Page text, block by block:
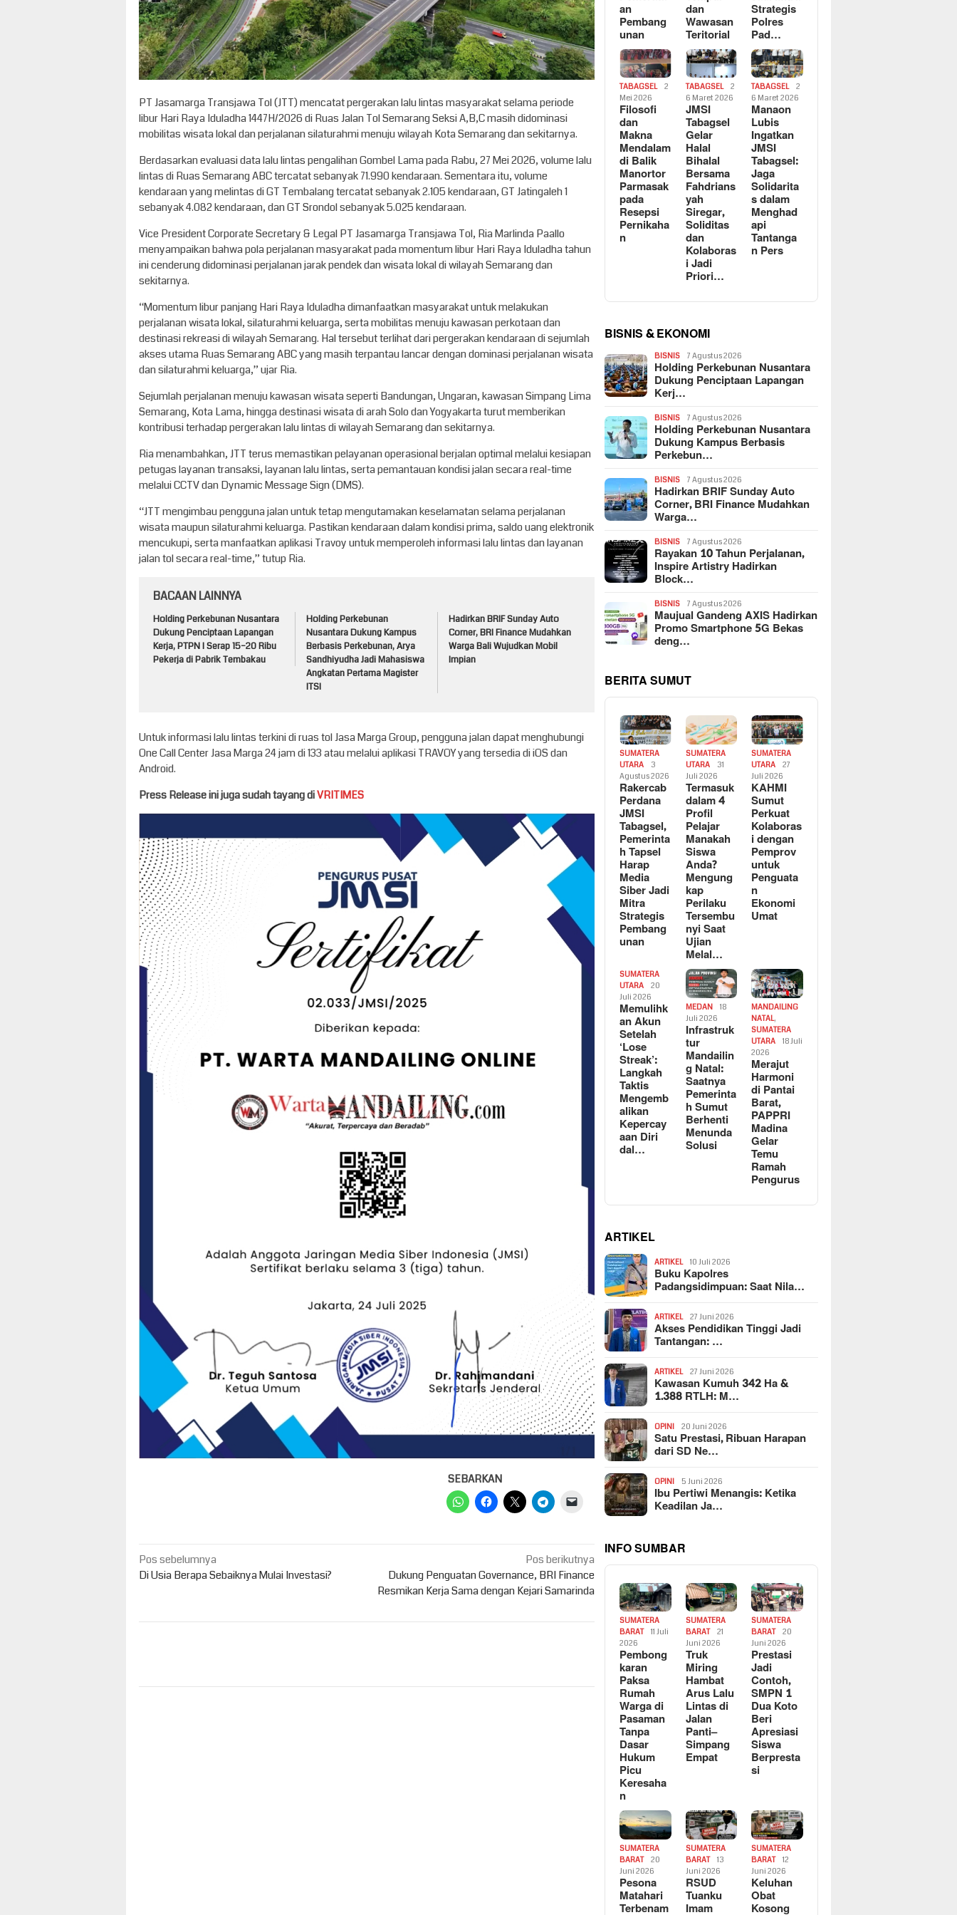
PT Jasamarga Transjawa Tol (JTT) mencatat pergerakan lalu lintas masyarakat selama periode
libur Hari Raya Iduladha 1447H/2026 di Ruas Jalan Tol Semarang Seksi A,B,C masih didominasi
mobilitas wisata lokal dan perjalanan silaturahmi menuju wilayah Kota Semarang dan sekitarnya.
Berdasarkan evaluasi data lalu lintas pengalihan Gombel Lama pada Rabu, 27 Mei 2026, volume lalu
lintas di Ruas Semarang ABC tercatat sebanyak 71.990 kendaraan. Sementara itu, volume
kendaraan yang melintas di GT Tembalang tercatat sebanyak 2.105 kendaraan, GT Jatingaleh 1
sebanyak 4.082 kendaraan, dan GT Srondol sebanyak 5.025 kendaraan.
Vice President Corporate Secretary & Legal PT Jasamarga Transjawa Tol, Ria Marlinda Paallo
menyampaikan bahwa pola perjalanan masyarakat pada momentum libur Hari Raya Iduladha tahun
ini cenderung didominasi perjalanan jarak pendek dan wisata lokal di wilayah Semarang dan
sekitarnya.
“Momentum libur panjang Hari Raya Iduladha dimanfaatkan masyarakat untuk melakukan
perjalanan wisata lokal, silaturahmi keluarga, serta mobilitas menuju kawasan perkotaan dan
destinasi rekreasi di wilayah Semarang. Hal tersebut terlihat dari pergerakan kendaraan di sejumlah
akses utama Ruas Semarang ABC yang masih terpantau lancar dengan dominasi perjalanan wisata
dan silaturahmi keluarga,” ujar Ria.
Sejumlah perjalanan menuju kawasan wisata seperti Bandungan, Ungaran, kawasan Simpang Lima
Semarang, Kota Lama, hingga destinasi wisata di arah Solo dan Yogyakarta turut memberikan
kontribusi terhadap pergerakan lalu lintas di wilayah Semarang dan sekitarnya.
Ria menambahkan, JTT terus memastikan pelayanan operasional berjalan optimal melalui kesiapan
petugas layanan transaksi, layanan lalu lintas, serta pemantauan kondisi jalan secara real-time
melalui CCTV dan Dynamic Message Sign (DMS).
“JTT mengimbau pengguna jalan untuk tetap mengutamakan keselamatan selama perjalanan
wisata maupun silaturahmi keluarga. Pastikan kendaraan dalam kondisi prima, saldo uang elektronik
mencukupi, serta manfaatkan aplikasi Travoy untuk memperoleh informasi lalu lintas dan layanan
jalan tol secara real-time,” tutup Ria.
BACAAN LAINNYA
Holding Perkebunan Nusantara
Dukung Penciptaan Lapangan
Kerja, PTPN I Serap 15–20 Ribu
Pekerja di Pabrik Tembakau
Holding Perkebunan
Nusantara Dukung Kampus
Berbasis Perkebunan, Arya
Sandhiyudha Jadi Mahasiswa
Angkatan Pertama Magister
ITSI
Hadirkan BRIF Sunday Auto
Corner, BRI Finance Mudahkan
Warga Bali Wujudkan Mobil
Impian
Untuk informasi lalu lintas terkini di ruas tol Jasa Marga Group, pengguna jalan dapat menghubungi
One Call Center Jasa Marga 24 jam di 133 atau melalui aplikasi TRAVOY yang tersedia di iOS dan
Android.
Press Release ini juga sudah tayang diVRITIMES
SEBARKAN
Navigasi
pos
Pos sebelumnya
Di Usia Berapa Sebaiknya Mulai Investasi?
Pos berikutnya
Dukung Penguatan Governance, BRI Finance
Resmikan Kerja Sama dengan Kejari Samarinda
an
Pembang
unan
dan
Wawasan
Teritorial
Strategis
Polres
Pad…
TABAGSEL
2
Mei 2026
Filosofi
dan
Makna
Mendalam
di Balik
Manortor
Parmasak
pada
Resepsi
Pernikaha
n
TABAGSEL
2
6 Maret 2026
JMSI
Tabagsel
Gelar
Halal
Bihalal
Bersama
Fahdrians
yah
Siregar,
Soliditas
dan
Kolaboras
i Jadi
Priori…
TABAGSEL
2
6 Maret 2026
Manaon
Lubis
Ingatkan
JMSI
Tabagsel:
Jaga
Solidarita
s dalam
Menghad
api
Tantanga
n Pers
BISNIS & EKONOMI
BISNIS 7 Agustus 2026
Holding Perkebunan Nusantara
Dukung Penciptaan Lapangan
Kerj…
BISNIS 7 Agustus 2026
Holding Perkebunan Nusantara
Dukung Kampus Berbasis
Perkebun…
BISNIS 7 Agustus 2026
Hadirkan BRIF Sunday Auto
Corner, BRI Finance Mudahkan
Warga…
BISNIS 7 Agustus 2026
Rayakan 10 Tahun Perjalanan,
Inspire Artistry Hadirkan
Block…
BISNIS 7 Agustus 2026
Maujual Gandeng AXIS Hadirkan
Promo Smartphone 5G Bekas
deng…
BERITA SUMUT
SUMATERA
UTARA
3
Agustus 2026
Rakercab
Perdana
JMSI
Tabagsel,
Pemerinta
h Tapsel
Harap
Media
Siber Jadi
Mitra
Strategis
Pembang
unan
SUMATERA
UTARA
31
Juli 2026
Termasuk
dalam 4
Profil
Pelajar
Manakah
Siswa
Anda?
Mengung
kap
Perilaku
Tersembu
nyi Saat
Ujian
Melal…
SUMATERA
UTARA
27
Juli 2026
KAHMI
Sumut
Perkuat
Kolaboras
i dengan
Pemprov
untuk
Penguata
n
Ekonomi
Umat
SUMATERA
UTARA
20
Juli 2026
Memulihk
an Akun
Setelah
‘Lose
Streak’:
Langkah
Taktis
Mengemb
alikan
Kepercay
aan Diri
dal…
MEDAN
18
Juli 2026
Infrastruk
tur
Mandailin
g Natal:
Saatnya
Pemerinta
h Sumut
Berhenti
Menunda
Solusi
MANDAILING
NATAL,
SUMATERA
UTARA
18 Juli
2026
Merajut
Harmoni
di Pantai
Barat,
PAPPRI
Madina
Gelar
Temu
Ramah
Pengurus
ARTIKEL
ARTIKEL 10 Juli 2026
Buku Kapolres
Padangsidimpuan: Saat Nila…
ARTIKEL 27 Juni 2026
Akses Pendidikan Tinggi Jadi
Tantangan: …
ARTIKEL 27 Juni 2026
Kawasan Kumuh 342 Ha &
1.388 RTLH: M…
OPINI 20 Juni 2026
Satu Prestasi, Ribuan Harapan
dari SD Ne…
OPINI 5 Juni 2026
Ibu Pertiwi Menangis: Ketika
Keadilan Ja…
INFO SUMBAR
SUMATERA
BARAT
11 Juli
2026
Pembong
karan
Paksa
Rumah
Warga di
Pasaman
Tanpa
Dasar
Hukum
Picu
Keresaha
n
SUMATERA
BARAT
21
Juni 2026
Truk
Miring
Hambat
Arus Lalu
Lintas di
Jalan
Panti–
Simpang
Empat
SUMATERA
BARAT
20
Juni 2026
Prestasi
Jadi
Contoh,
SMPN 1
Dua Koto
Beri
Apresiasi
Siswa
Berpresta
si
SUMATERA
BARAT
20
Juni 2026
Pesona
Matahari
Terbenam
SUMATERA
BARAT
13
Juni 2026
RSUD
Tuanku
Imam
SUMATERA
BARAT
12
Juni 2026
Keluhan
Obat
Kosong